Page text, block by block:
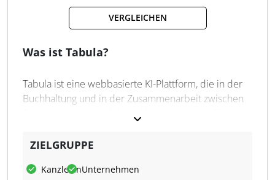
VERGLEICHEN
Was ist Tabula?
Tabula ist eine webbasierte KI-Plattform, die in der
Buchhaltung und in der Zusammenarbeit zwischen
Sachverhalte, automatisiert komplexe Buchungen
DATEV-Weitergabe ausgerichtet. Für Steuerfachleute
ZIELGRUPPE
KanzleienUnternehmen